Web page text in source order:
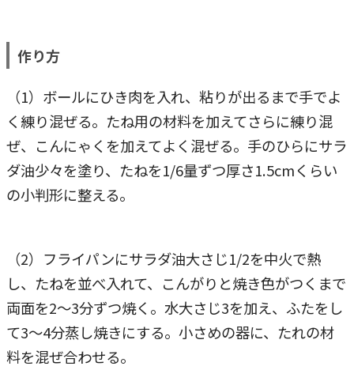
作り方
（1）ボールにひき肉を入れ、粘りが出るまで手でよ
く練り混ぜる。たね用の材料を加えてさらに練り混
ぜ、こんにゃくを加えてよく混ぜる。手のひらにサラ
ダ油少々を塗り、たねを1/6量ずつ厚さ1.5cmくらい
の小判形に整える。
（2）フライパンにサラダ油大さじ1/2を中火で熱
し、たねを並べ入れて、こんがりと焼き色がつくまで
両面を2～3分ずつ焼く。水大さじ3を加え、ふたをし
て3～4分蒸し焼きにする。小さめの器に、たれの材
料を混ぜ合わせる。